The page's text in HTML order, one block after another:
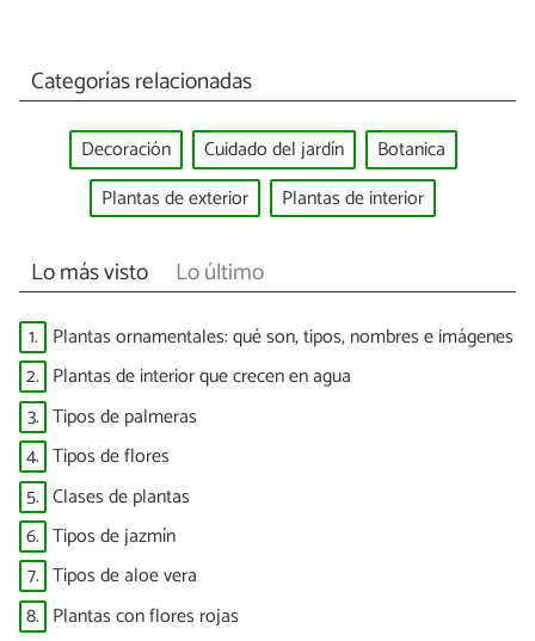
Categorías relacionadas
Decoración Cuidado del jardín
Botanica
Plantas de exterior
Plantas de interior
Lo más visto Lo último
1. Plantas ornamentales: qué son, tipos, nombres e imágenes
2. Plantas de interior que crecen en agua
3. Tipos de palmeras
4. Tipos de flores
5. Clases de plantas
6. Tipos de jazmín
7. Tipos de aloe vera
8. Plantas con flores rojas